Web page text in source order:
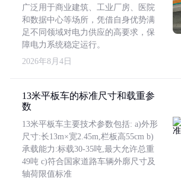
广泛用于商业建筑、工业厂房、医院
和数据中心等场所，凭借自身优势满
足不同领域对电力供应的高要求，保
障电力系统稳定运行。
2026年8月4日
13米平板车的标准尺寸和载重参
数
13米平板车主要技术参数包括: a)外形
尺寸:长13m×宽2.45m,栏板高55cm b)
承载能力:标载30-35吨,最大允许总重
49吨 c)符合国家道路车辆外廓尺寸及
轴荷限值标准